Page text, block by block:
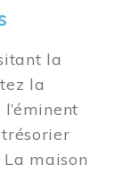
la
la
maison